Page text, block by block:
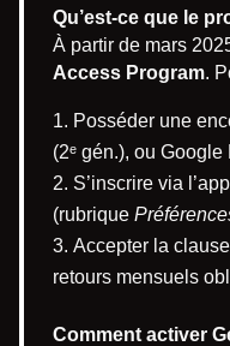
Qu’est-ce que le
À partir de mars
Access Program.
Posséder une
(2ᵉ gén.), ou Google
S’inscrire via
(rubrique
Accepter la
retours mensuels
Comment activer